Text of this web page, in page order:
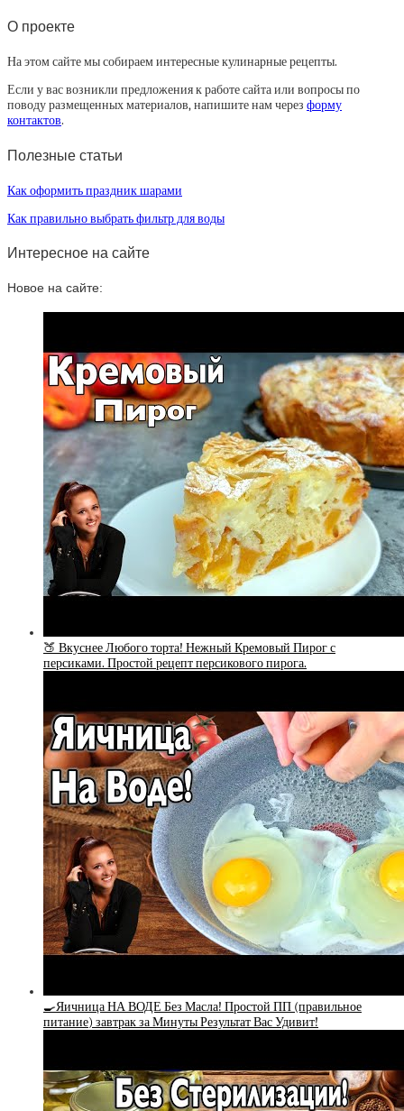
О проекте
На этом сайте мы собираем интересные кулинарные рецепты.
Если у вас возникли предложения к работе сайта или вопросы по
поводу размещенных материалов, напишите нам через форму
контактов.
Полезные статьи
Как оформить праздник шарами
Как правильно выбрать фильтр для воды
Интересное на сайте
Новое на сайте:
🍑 Вкуснее Любого торта! Нежный Кремовый Пирог с
персиками. Простой рецепт персикового пирога.
🍳Яичница НА ВОДЕ Без Масла! Простой ПП (правильное
питание) завтрак за Минуты Результат Вас Удивит!